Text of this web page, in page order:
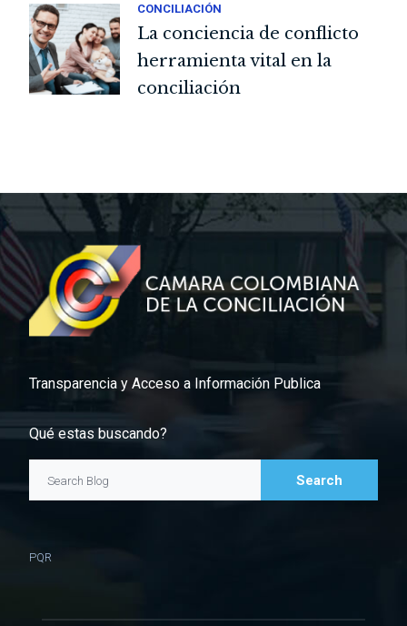
CONCILIACIÓN
La conciencia de conflicto
herramienta vital en la
conciliación
Transparencia y Acceso a Información Publica
Qué estas buscando?
Search Blog Search
PQR